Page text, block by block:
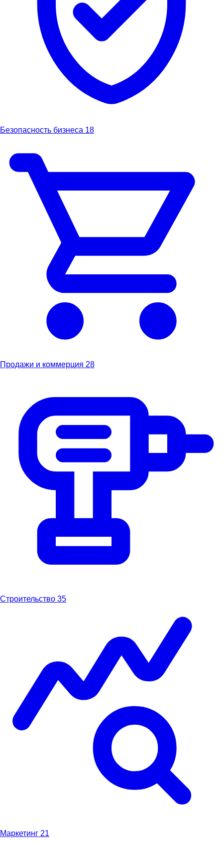
Безопасность бизнеса 18
Продажи и коммерция 28
Строительство 35
Маркетинг 21